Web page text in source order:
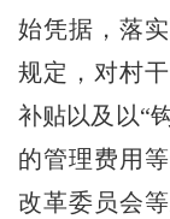
始凭据，落
规定，对村
补贴以及以“
的管理费用
改革委员会